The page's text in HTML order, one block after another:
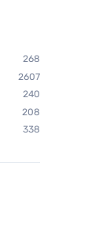
268
2607
240
208
338